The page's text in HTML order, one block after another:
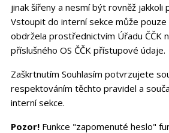
jinak šířeny a nesmí být rovněž jakkoli
Vstoupit do interní sekce může
obdržela prostřednictvím Úřadu ČČK
příslušného OS ČČK přístupové údaje.
Zaškrtnutím Souhlasím potvrzujete
respektováním těchto pravidel a
interní sekce.
Pozor!Funkce "zapomenuté heslo"